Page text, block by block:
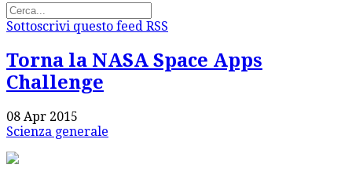
Sottoscrivi questo feed RSS
Torna la NASA Space Apps
Challenge
08 Apr 2015
Scienza generale